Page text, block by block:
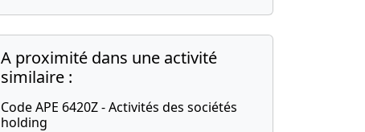
A proximité dans une activité
similaire :
Code APE 6420Z - Activités des sociétés
holding